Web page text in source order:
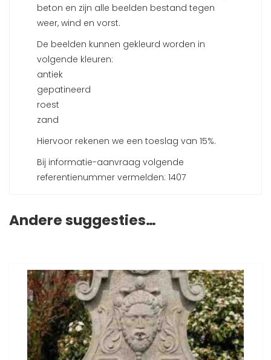
beton en zijn alle beelden bestand tegen
weer, wind en vorst.
De beelden kunnen gekleurd worden in
volgende kleuren:
antiek
gepatineerd
roest
zand
Hiervoor rekenen we een toeslag van 15%.
Bij informatie-aanvraag volgende
referentienummer vermelden: 1407
Andere suggesties…